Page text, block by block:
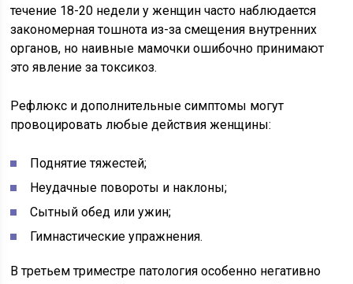
течение 18-20 недели у женщин часто наблюдается
закономерная тошнота из-за смещения внутренних
органов, но наивные мамочки ошибочно принимают
это явление за токсикоз.
Рефлюкс и дополнительные симптомы могут
провоцировать любые действия женщины:
Поднятие тяжестей;
Неудачные повороты и наклоны;
Сытный обед или ужин;
Гимнастические упражнения.
В третьем триместре патология особенно негативно